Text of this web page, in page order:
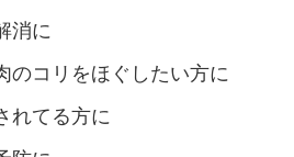
消に
のコリをほぐしたい方に
れてる方に